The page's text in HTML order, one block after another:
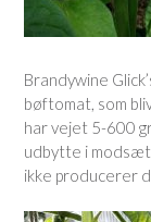
Brandywine
bøftomat, som
har vejet 5-600
udbytte i
ikke producerer